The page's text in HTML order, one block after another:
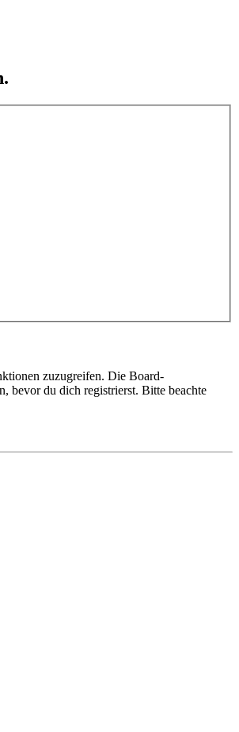
zuzugreifen. Die Board-
bevor du dich registrierst. Bitte beachte